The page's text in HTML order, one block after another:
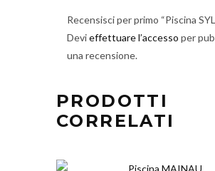
Recensisci per primo “Piscina
Devieffettuare l’accesso per
una recensione.
PRODOTTI
CORRELATI